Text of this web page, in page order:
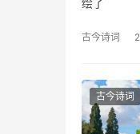
绘了
古今诗词
古今诗词